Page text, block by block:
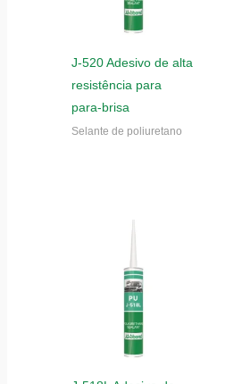
J-520 Adesivo de alta
resistência para
para-brisa
Selante de poliuretano